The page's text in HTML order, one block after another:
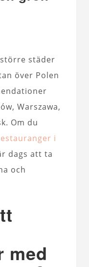
städer
över Polen
Warszawa,
Om du
i
dags att ta
och
med